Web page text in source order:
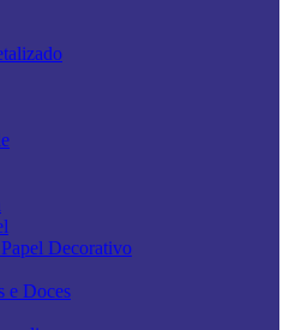
Decorativo
e Doces